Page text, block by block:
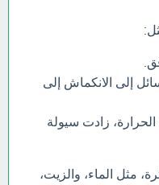
إلى الانكماش إلى
زادت سيولة
مثل الماء، والزيت،